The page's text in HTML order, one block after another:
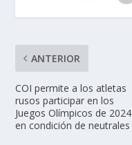
ANTERIOR
COI permite a los atletas
rusos participar en los
Juegos Olímpicos de 2024
en condición de neutrales